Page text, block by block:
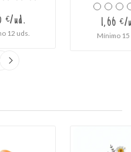
€/ud.
12 uds.
1,66 €/
Mínimo 15